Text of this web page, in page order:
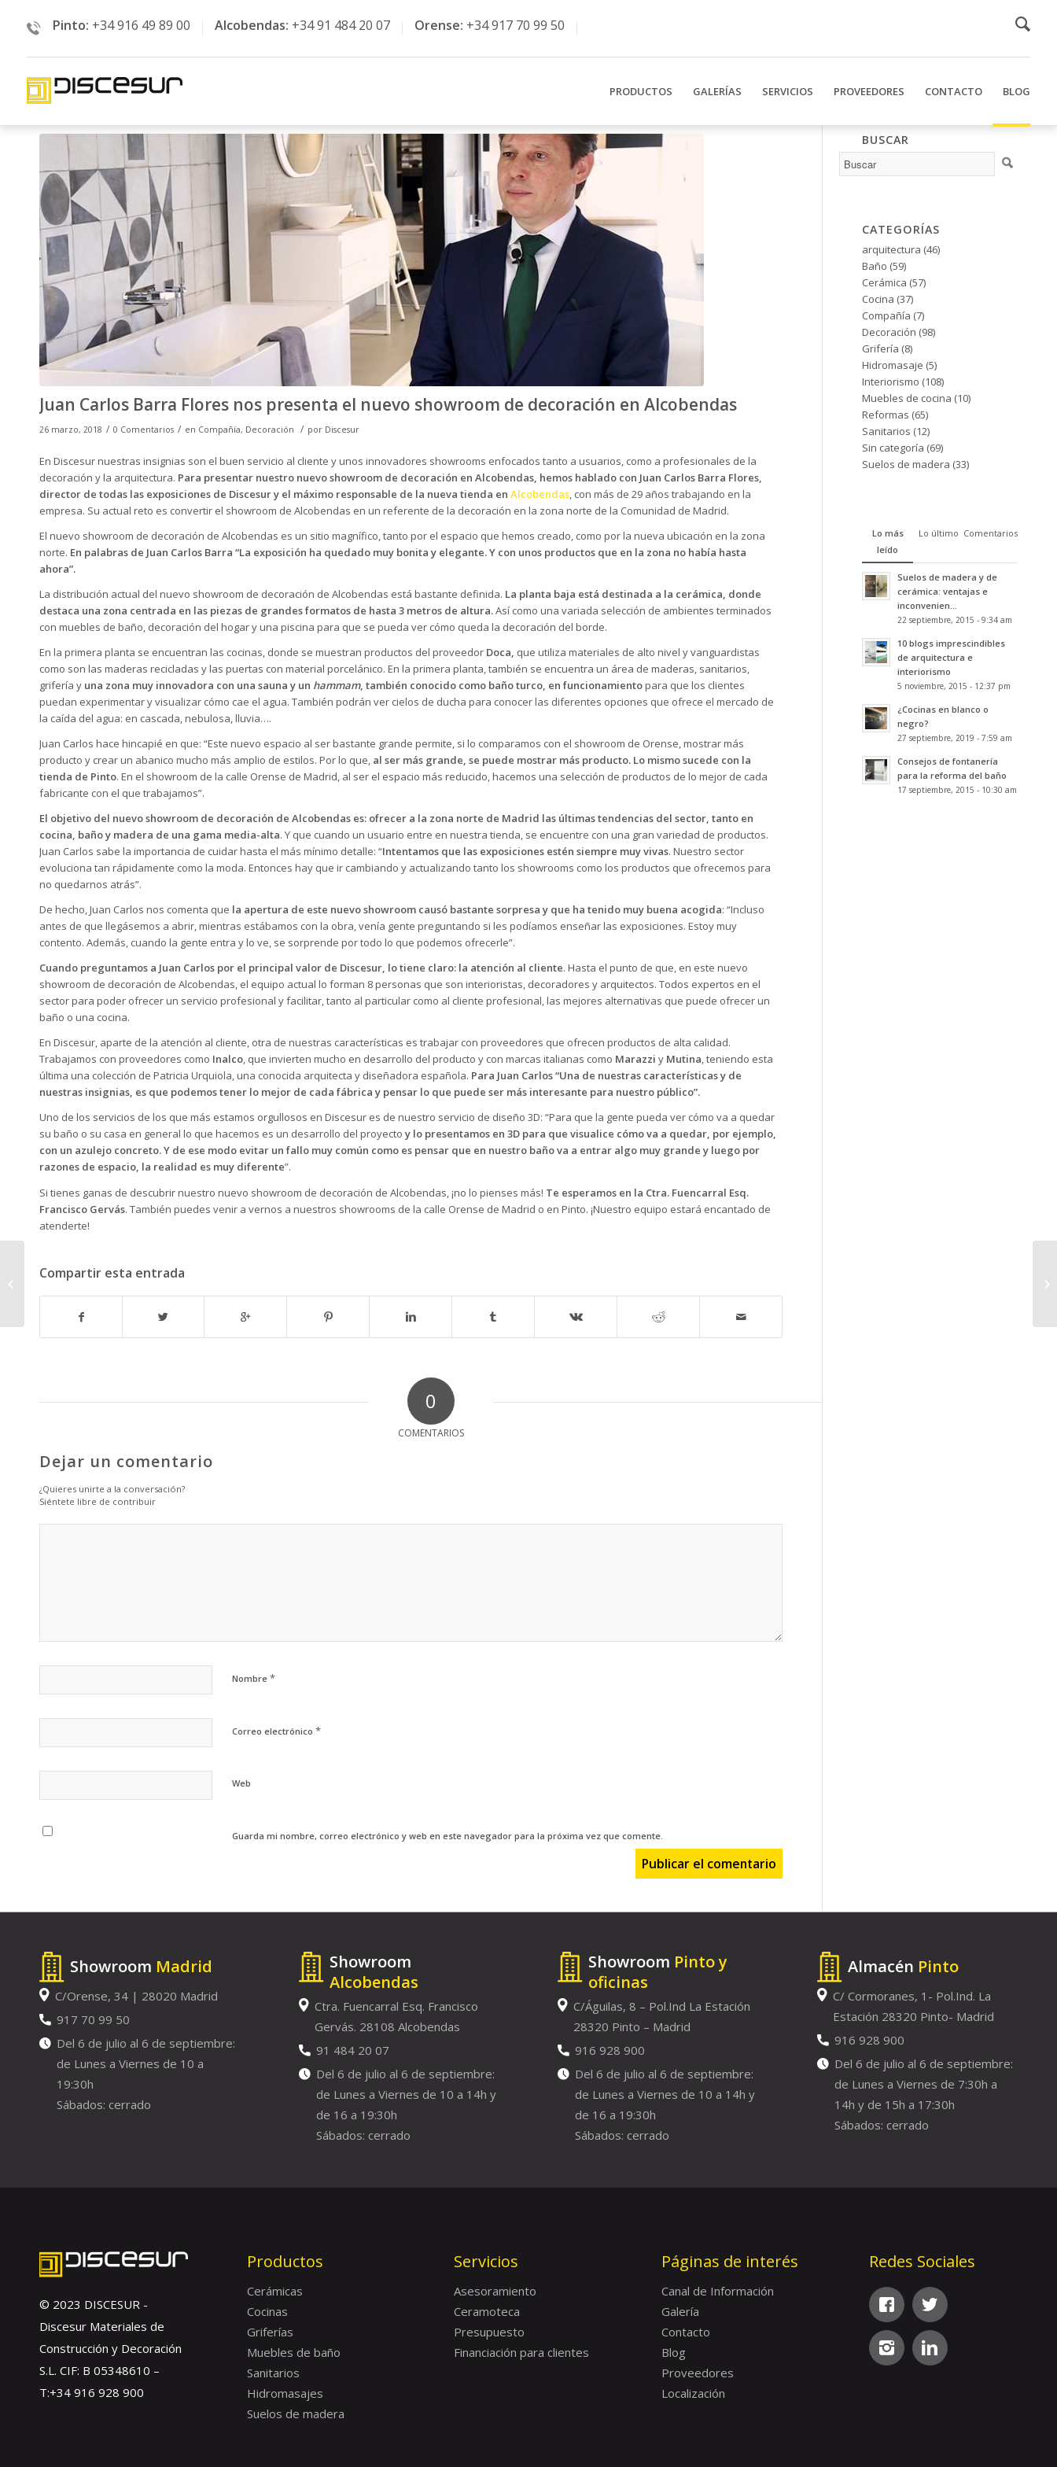
Pinto: +34 916 49 89 00 Alcobendas: +34 91 484 20 07 Orense: +34 917 70 99 50
PRODUCTOS GALERÍAS SERVICIOS PROVEEDORES CONTACTO BLOG
Juan Carlos Barra Flores nos presenta el nuevo showroom de decoración en Alcobendas
26 marzo, 2018 / 0 Comentarios / en Compañía, Decoración / por Discesur
En Discesurnuestras insignias son el buen servicio al cliente y unos innovadores showrooms enfocados tanto a usuarios, como a profesionales de la
decoración y la arquitectura. Para presentar nuestro nuevo showroom de decoración en Alcobendas, hemos hablado con Juan Carlos Barra Flores,
director de todas las exposiciones de Discesur y el máximo responsable de la nueva tienda en Alcobendas, con más de 29 años trabajando en la
empresa. Su actual reto es convertir el showroom de Alcobendas en un referente de la decoración en la zona norte de la Comunidad de Madrid.
El nuevo showroom de decoración de Alcobendas es un sitio magnífico, tanto por el espacio que hemos creado, como por la nueva ubicación en la zona
norte. En palabras de Juan Carlos Barra “La exposición ha quedado muy bonita y elegante. Y con unos productos que en la zona no había hasta
ahora”.
La distribución actual del nuevo showroom de decoración de Alcobendas está bastante definida. La planta baja está destinada a la cerámica, donde
destaca una zona centrada en las piezas de grandes formatos de hasta 3 metros de altura.Así como una variada selección de ambientes terminados
con muebles de baño, decoración del hogar y una piscina para que se pueda ver cómo queda la decoración del borde.
En la primera planta se encuentran las cocinas, donde se muestran productos del proveedor Doca, que utiliza materiales de alto nivel y vanguardistas
como son las maderas recicladas y las puertas con material porcelánico. En la primera planta, también se encuentra un área de maderas, sanitarios,
grifería y una zona muy innovadora con una sauna y un hammam, también conocido como baño turco, en funcionamientopara que los clientes
puedan experimentar y visualizar cómo cae el agua. También podrán ver cielos de ducha para conocer las diferentes opciones que ofrece el mercado de
la caída del agua: en cascada, nebulosa, lluvia….
Juan Carlos hace hincapié en que: “Este nuevo espacio al ser bastante grande permite, si lo comparamos con el showroom de Orense, mostrar más
producto y crear un abanico mucho más amplio de estilos. Por lo que, al ser más grande, se puede mostrar más producto. Lo mismo sucede con la
tienda de Pinto. En el showroom de la calle Orense de Madrid, al ser el espacio más reducido, hacemos una selección de productos de lo mejor de cada
fabricante con el que trabajamos”.
El objetivo del nuevo showroom de decoración de Alcobendas es: ofrecer a la zona norte de Madrid las últimas tendencias del sector, tanto en
cocina, baño y madera de una gama media-alta. Y que cuando un usuario entre en nuestra tienda, se encuentre con una gran variedad de productos.
Juan Carlos sabe la importancia de cuidar hasta el más mínimo detalle: “Intentamos que las exposiciones estén siempre muy vivas. Nuestro sector
evoluciona tan rápidamente como la moda. Entonces hay que ir cambiando y actualizando tanto los showrooms como los productos que ofrecemos para
no quedarnos atrás”.
De hecho, Juan Carlos nos comenta que la apertura de este nuevo showroom causó bastante sorpresa y que ha tenido muy buena acogida: “Incluso
antes de que llegásemos a abrir, mientras estábamos con la obra, venía gente preguntando si les podíamos enseñar las exposiciones. Estoy muy
contento. Además, cuando la gente entra y lo ve, se sorprende por todo lo que podemos ofrecerle”.
Cuando preguntamos a Juan Carlos por el principal valor de Discesur, lo tiene claro: la atención al cliente. Hasta el punto de que, en este nuevo
showroom de decoración de Alcobendas, el equipo actual lo forman 8 personas que son interioristas, decoradores y arquitectos. Todos expertos en el
sector para poder ofrecer un servicio profesional y facilitar, tanto al particular como al cliente profesional, las mejores alternativas que puede ofrecer un
baño o una cocina.
En Discesur, aparte de la atención al cliente, otra de nuestras características es trabajar con proveedores que ofrecen productos de alta calidad.
Trabajamos con proveedores como Inalco, que invierten mucho en desarrollo del producto y con marcas italianas como Marazzi y Mutina, teniendo esta
última una colección de Patricia Urquiola, una conocida arquitecta y diseñadora española. Para Juan Carlos “Una de nuestras características y de
nuestras insignias, es que podemos tener lo mejor de cada fábrica y pensar lo que puede ser más interesante para nuestro público”.
Uno de los servicios de los que más estamos orgullosos en Discesur es de nuestro servicio de diseño 3D: “Para que la gente pueda ver cómo va a quedar
su baño o su casa en general lo que hacemos es un desarrollo del proyecto y lo presentamos en 3D para que visualice cómo va a quedar, por ejemplo,
con un azulejo concreto. Y de ese modo evitar un fallo muy común como es pensar que en nuestro baño va a entrar algo muy grande y luego por
razones de espacio, la realidad es muy diferente”.
Si tienes ganas de descubrir nuestro nuevo showroom de decoración de Alcobendas, ¡no lo pienses más! Te esperamos en la Ctra. Fuencarral Esq.
Francisco Gervás. También puedes venir a vernos a nuestros showrooms de la calle Orense de Madrid o en Pinto. ¡Nuestro equipo estará encantado de
atenderte!
Compartir esta entrada
0
COMENTARIOS
Dejar un comentario
¿Quieres unirte a la conversación?
Siéntete libre de contribuir
Nombre *
Correo electrónico *
Web
Guarda mi nombre, correo electrónico y web en este navegador para la próxima vez que comente.
BUSCAR
CATEGORÍAS
arquitectura (46)
Baño (59)
Cerámica (57)
Cocina (37)
Compañía (7)
Decoración (98)
Grifería (8)
Hidromasaje (5)
Interiorismo (108)
Muebles de cocina (10)
Reformas (65)
Sanitarios (12)
Sin categoría (69)
Suelos de madera (33)
Lo más
leído
Lo último Comentarios
Suelos de madera y de
cerámica: ventajas e
inconvenien...
22 septiembre, 2015 - 9:34 am
10 blogs imprescindibles
de arquitectura e
interiorismo
5 noviembre, 2015 - 12:37 pm
¿Cocinas en blanco o
negro?
27 septiembre, 2019 - 7:59 am
Consejos de fontanería
para la reforma del baño
17 septiembre, 2015 - 10:30 am
Showroom Madrid
C/Orense, 34 | 28020 Madrid
917 70 99 50
Del 6 de julio al 6 de septiembre:
de Lunes a Viernes de 10 a
19:30h
Sábados: cerrado
Showroom
Alcobendas
Ctra. Fuencarral Esq. Francisco
Gervás. 28108 Alcobendas
91 484 20 07
Del 6 de julio al 6 de septiembre:
de Lunes a Viernes de 10 a 14h y
de 16 a 19:30h
Sábados: cerrado
Showroom Pinto y
oficinas
C/Águilas, 8 – Pol.Ind La Estación
28320 Pinto – Madrid
916 928 900
Del 6 de julio al 6 de septiembre:
de Lunes a Viernes de 10 a 14h y
de 16 a 19:30h
Sábados: cerrado
Almacén Pinto
C/ Cormoranes, 1- Pol.Ind. La
Estación 28320 Pinto- Madrid
916 928 900
Del 6 de julio al 6 de septiembre:
de Lunes a Viernes de 7:30h a
14h y de 15h a 17:30h
Sábados: cerrado
© 2023 DISCESUR -
Discesur Materiales de
Construcción y Decoración
S.L. CIF: B 05348610 –
T:+34 916 928 900
Productos
Cerámicas
Cocinas
Griferías
Muebles de baño
Sanitarios
Hidromasajes
Suelos de madera
Servicios
Asesoramiento
Ceramoteca
Presupuesto
Financiación para clientes
Páginas de interés
Canal de Información
Galería
Contacto
Blog
Proveedores
Localización
Redes Sociales
Discesur en Casa